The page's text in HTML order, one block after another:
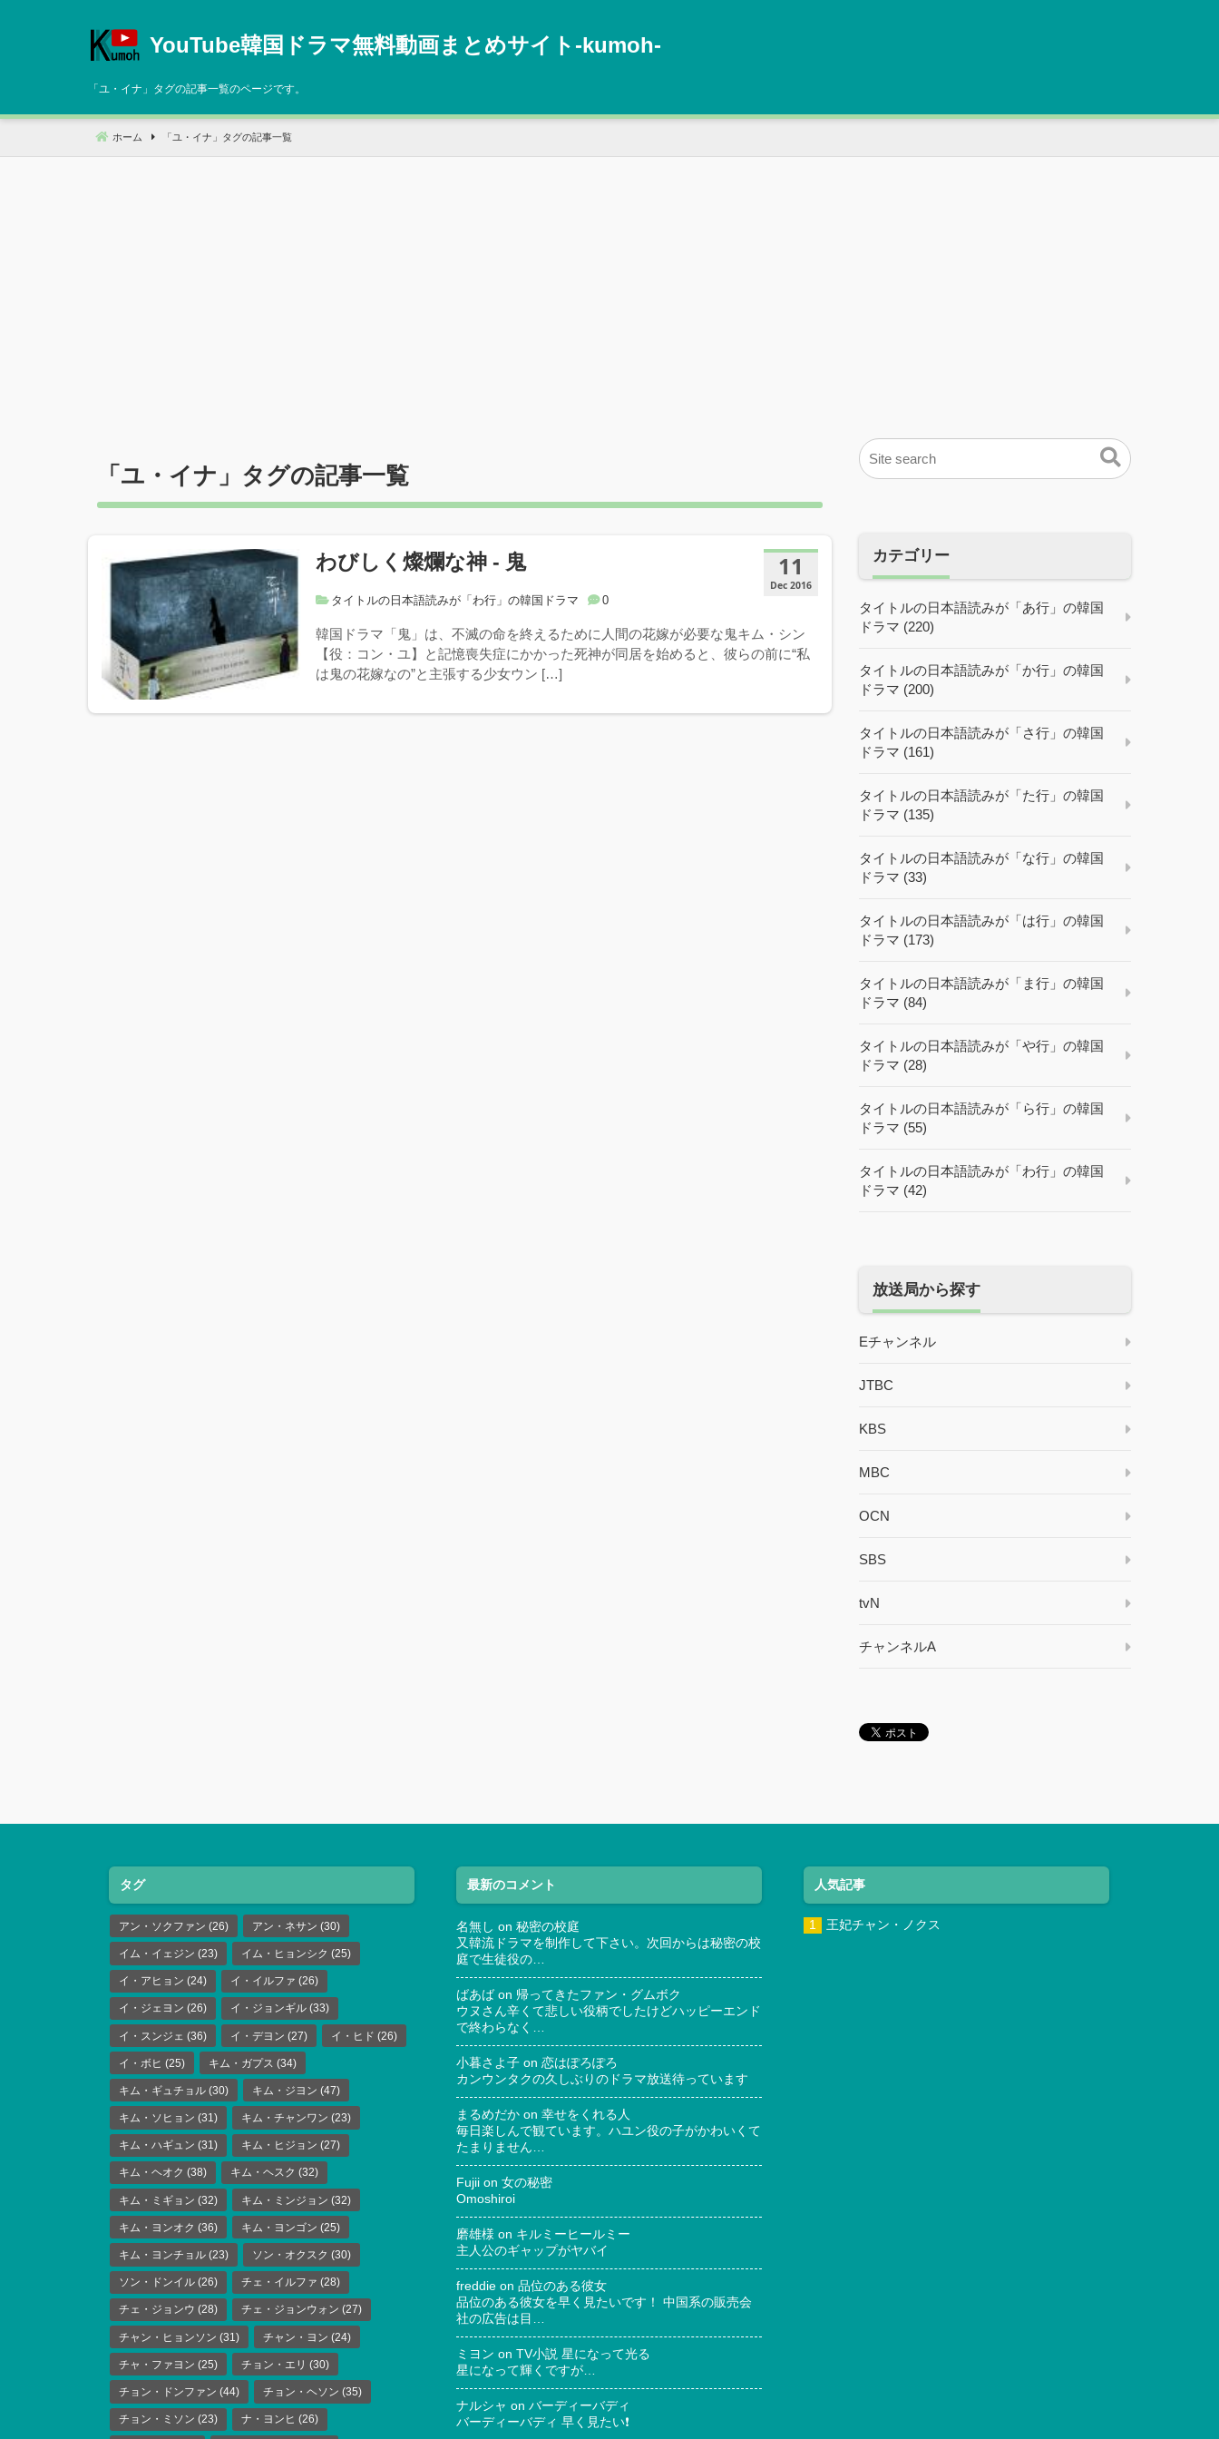
へ
動
YouTube韓国ドラマ無料動画まとめサイト‐kumoh‐
「 ユ・イナ 」タグの記事一覧のページです。
ホーム 「 ユ・イナ 」タグの記事一覧
「 ユ・イナ 」タグの記事一覧
11
Dec 2016
わびしく燦爛な神 ‐ 鬼
タイトルの日本語読みが「わ行」の韓国ドラマ 0
韓国ドラマ「鬼」は、不滅の命を終えるために人間の花嫁が必要な鬼キム・シン
【役：コン・ユ】と記憶喪失症にかかった死神が同居を始めると、彼らの前に“私
は鬼の花嫁なの”と主張する少女ウン […]
カテゴリー
タイトルの日本語読みが「あ行」の韓国
ドラマ (220)
タイトルの日本語読みが「か行」の韓国
ドラマ (200)
タイトルの日本語読みが「さ行」の韓国
ドラマ (161)
タイトルの日本語読みが「た行」の韓国
ドラマ (135)
タイトルの日本語読みが「な行」の韓国
ドラマ (33)
タイトルの日本語読みが「は行」の韓国
ドラマ (173)
タイトルの日本語読みが「ま行」の韓国
ドラマ (84)
タイトルの日本語読みが「や行」の韓国
ドラマ (28)
タイトルの日本語読みが「ら行」の韓国
ドラマ (55)
タイトルの日本語読みが「わ行」の韓国
ドラマ (42)
放送局から探す
Eチャンネル
JTBC
KBS
MBC
OCN
SBS
tvN
チャンネルA
タグ
アン・ソクファン (26) アン・ネサン (30)
イム・イェジン (23) イム・ヒョンシク (25)
イ・アヒョン (24) イ・イルファ (26)
イ・ジェヨン (26) イ・ジョンギル (33)
イ・スンジェ (36) イ・デヨン (27) イ・ヒド (26)
イ・ボヒ (25) キム・ガプス (34)
キム・ギュチョル (30) キム・ジヨン (47)
キム・ソヒョン (31) キム・チャンワン (23)
キム・ハギュン (31) キム・ヒジョン (27)
キム・ヘオク (38) キム・ヘスク (32)
キム・ミギョン (32) キム・ミンジョン (32)
キム・ヨンオク (36) キム・ヨンゴン (25)
キム・ヨンチョル (23) ソン・オクスク (30)
ソン・ドンイル (26) チェ・イルファ (28)
チェ・ジョンウ (28) チェ・ジョンウォン (27)
チャン・ヒョンソン (31) チャン・ヨン (24)
チャ・ファヨン (25) チョン・エリ (30)
チョン・ドンファン (44) チョン・ヘソン (35)
チョン・ミソン (23) ナ・ヨンヒ (26)
最新のコメント
名無し on 秘密の校庭
又韓流ドラマを制作して下さい。次回からは秘密の校
庭で生徒役の…
ばあば on 帰ってきたファン・グムボク
ウヌさん辛くて悲しい役柄でしたけどハッピーエンド
で終わらなく…
小暮さよ子 on 恋はぽろぽろ
カンウンタクの久しぶりのドラマ放送待っています
まるめだか on 幸せをくれる人
毎日楽しんで観ています。ハユン役の子がかわいくて
たまりません…
Fujii on 女の秘密
Omoshiroi
磨雄様 on キルミーヒールミー
主人公のギャップがヤバイ
freddie on 品位のある彼女
品位のある彼女を早く見たいです！ 中国系の販売会
社の広告は目…
ミヨン on TV小説 星になって光る
星になって輝くですが…
ナルシャ on バーディーバディ
バーディーバディ 早く見たい❗
人気記事
王妃チャン・ノクス